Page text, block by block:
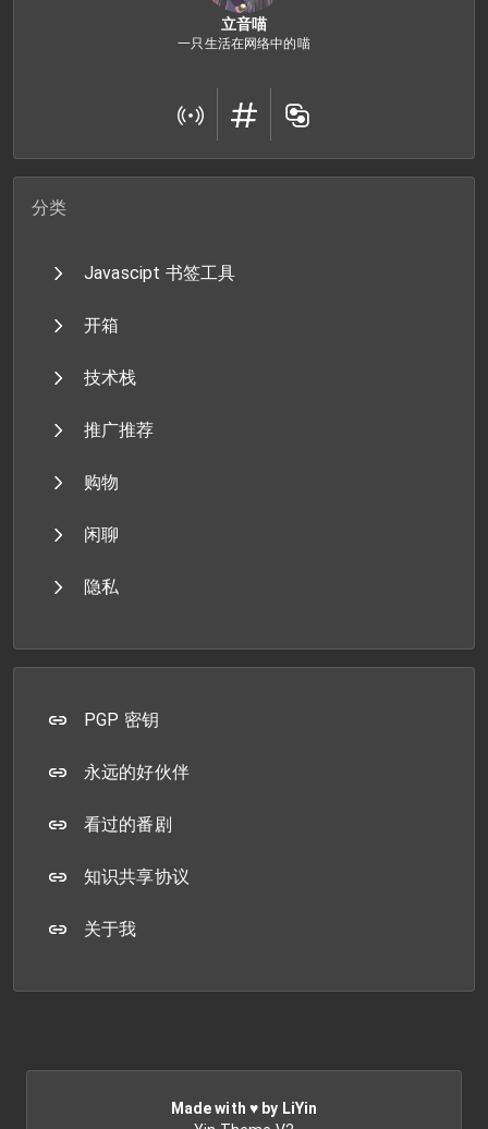
立音喵
一只生活在网络中的喵
分类
Javascipt 书签工具
开箱
技术栈
推广推荐
购物
闲聊
隐私
PGP 密钥
永远的好伙伴
看过的番剧
知识共享协议
关于我
Made with ♥ by LiYin